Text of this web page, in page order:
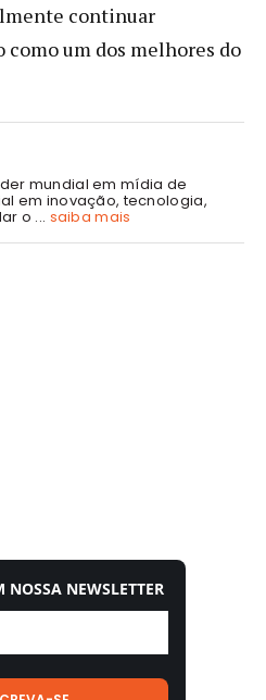
continuar
um dos melhores do
mundial em mídia de
em inovação, tecnologia,
o ... saiba mais
NOSSA NEWSLETTER